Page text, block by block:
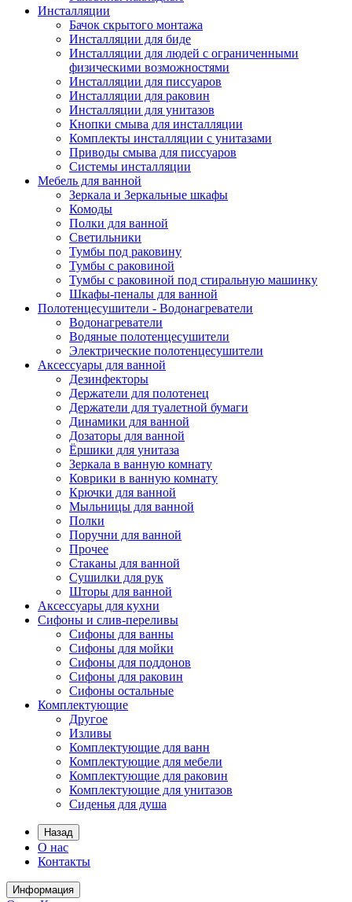
Инсталляции
Бачок скрытого монтажа
Инсталляции для биде
Инсталляции для людей с ограниченными
физическими возможностями
Инсталляции для писсуаров
Инсталляции для раковин
Инсталляции для унитазов
Кнопки смыва для инсталляции
Комплекты инсталляции с унитазами
Приводы смыва для писсуаров
Системы инсталляции
Мебель для ванной
Зеркала и Зеркальные шкафы
Комоды
Полки для ванной
Светильники
Тумбы под раковину
Тумбы с раковиной
Тумбы с раковиной под стиральную машинку
Шкафы-пеналы для ванной
Полотенцесушители - Водонагреватели
Водонагреватели
Водяные полотенцесушители
Электрические полотенцесушители
Аксессуары для ванной
Дезинфекторы
Держатели для полотенец
Держатели для туалетной бумаги
Динамики для ванной
Дозаторы для ванной
Ёршики для унитаза
Зеркала в ванную комнату
Коврики в ванную комнату
Крючки для ванной
Мыльницы для ванной
Полки
Поручни для ванной
Прочее
Стаканы для ванной
Сушилки для рук
Шторы для ванной
Аксессуары для кухни
Сифоны и слив-переливы
Сифоны для ванны
Сифоны для мойки
Сифоны для поддонов
Сифоны для раковин
Сифоны остальные
Комплектующие
Другое
Изливы
Комплектующие для ванн
Комплектующие для мебели
Комплектующие для раковин
Комплектующие для унитазов
Сиденья для душа
Назад
О нас
Контакты
Информация